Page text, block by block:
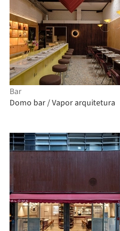
Bar
Domo bar / Vapor arquitetura